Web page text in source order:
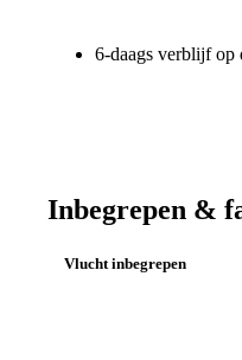
6-daags verblijf op
Inbegrepen &
Vlucht inbegrepen